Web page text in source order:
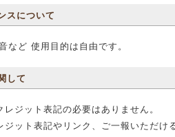
スについて
など 使用目的は自由です。
して
レジット表記の必要はありません。
ジット表記やリンク、ご一報いただけ